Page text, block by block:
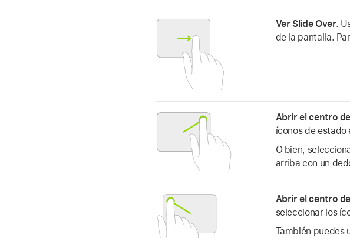
Ver Slide Over.
de la pantalla.
Abrir el centro
íconos de
O bien,
arriba con un
Abrir el centro
seleccionar los
También puedes